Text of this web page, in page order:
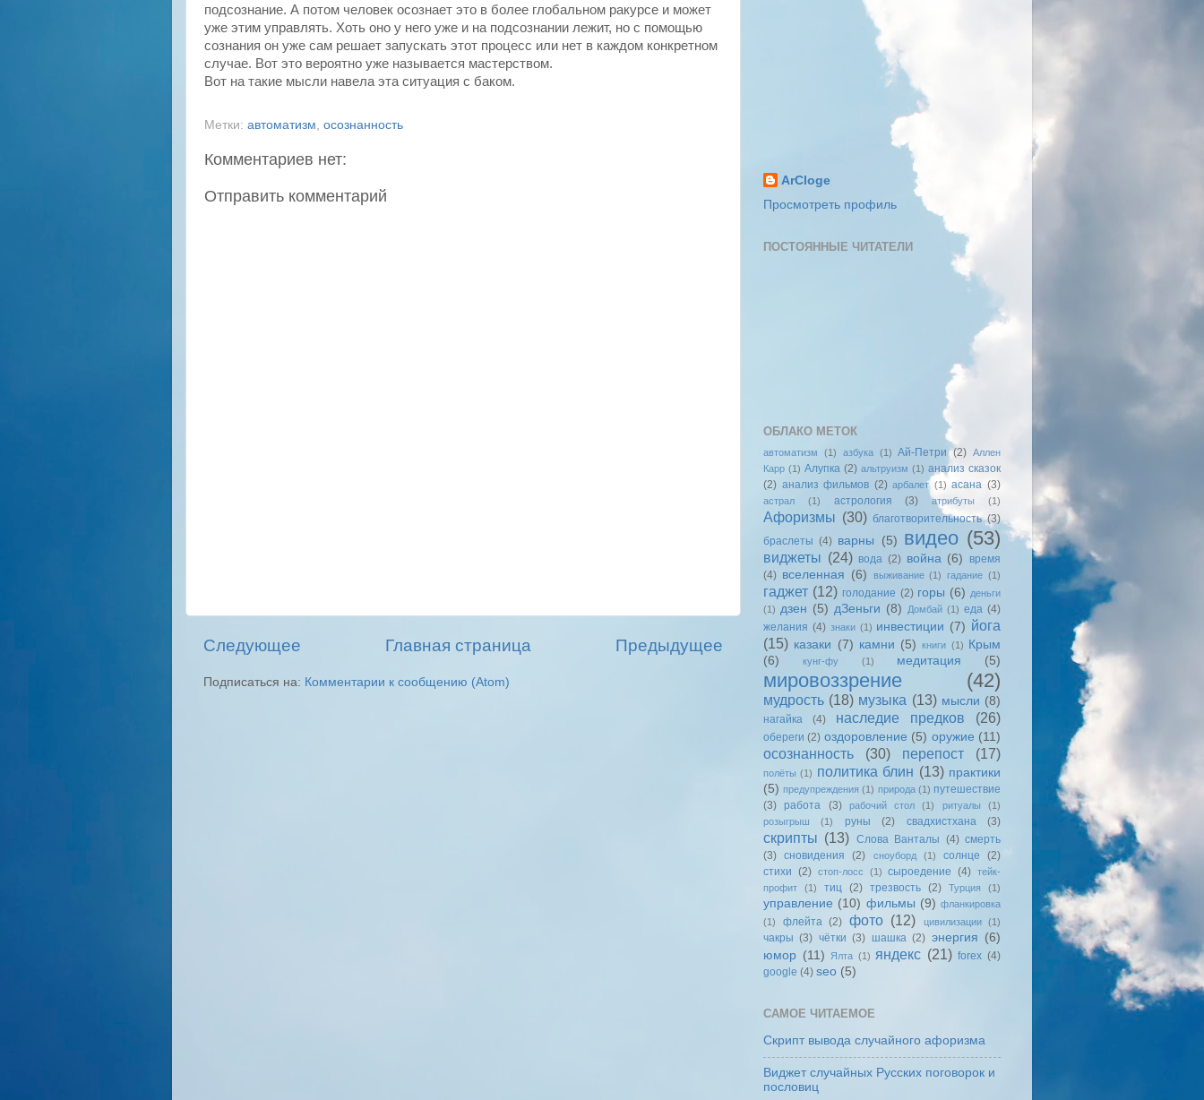
подсознание. А потом человек осознает это в более глобальном ракурсе и может
уже этим управлять. Хоть оно у него уже и на подсознании лежит, но с помощью
сознания он уже сам решает запускать этот процесс или нет в каждом конкретном
случае. Вот это вероятно уже называется мастерством.
Вот на такие мысли навела эта ситуация с баком.
Метки: автоматизм осознанность
Комментариев нет:
Отправить комментарий
Следующее Предыдущее
Главная страница
Подписаться на: Комментарии к сообщению (Atom)
ArCloge
Просмотреть профиль
ПОСТОЯННЫЕ ЧИТАТЕЛИ
ОБЛАКО МЕТОК
автоматизм (1) азбука (1) Ай-Петри (2) Аллен
Карр (1) Алупка (2) альтруизм (1) анализ сказок
(2) анализ фильмов (2) арбалет (1) асана (3)
астрал (1) астрология (3) атрибуты (1)
Афоризмы (30) благотворительность (3)
браслеты (4) варны (5) видео (53)
виджеты (24) вода (2) война (6)
время
(4) вселенная (6) выживание (1) гадание (1)
гаджет (12) голодание (2) горы (6) деньги
(1) дзен (5) дЗеньги (8) Домбай (1) еда (4)
желания (4) знаки (1) инвестиции (7) йога
(15) казаки (7) камни (5) книги (1) Крым
(6)
кунг-фу (1) медитация (5)
мировоззрение (42)
мудрость (18) музыка (13) мысли (8)
нагайка (4) наследие предков (26)
обереги (2) оздоровление (5) оружие (11)
осознанность (30) перепост (17)
полёты (1) политика блин (13) практики
(5) предупреждения (1) природа (1) путешествие
(3) работа (3) рабочий стол (1) ритуалы
(1)
розыгрыш
(1) руны (2) свадхистхана (3)
скрипты (13) Слова Ванталы (4) смерть
(3) сновидения (2) сноуборд (1) солнце
(2)
стихи (2) стоп-лосс (1) сыроедение (4) тейк-
профит
(1) тиц (2) трезвость (2) Турция (1)
управление (10) фильмы (9) фланкировка
(1)
флейта (2) фото (12) цивилизации (1)
чакры (3) чётки (3) шашка (2) энергия (6)
юмор (11) Ялта (1) яндекс (21) forex (4)
google (4) seo (5)
САМОЕ ЧИТАЕМОЕ
Скрипт вывода случайного афоризма
Виджет случайных Русских поговорок и
пословиц